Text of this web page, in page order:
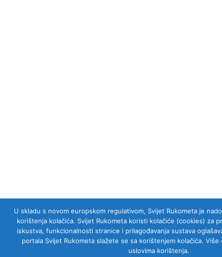
U skladu s novom europskom regulativom, Svijet Rukometa je
korištenja kolačića. Svijet Rukometa koristi kolačiće (cookies) za
iskustva, funkcionalnosti stranice i prilagođavanja sustava
portala Svijet Rukometa slažete se sa korištenjem kolačića.
uslovima korištenja.